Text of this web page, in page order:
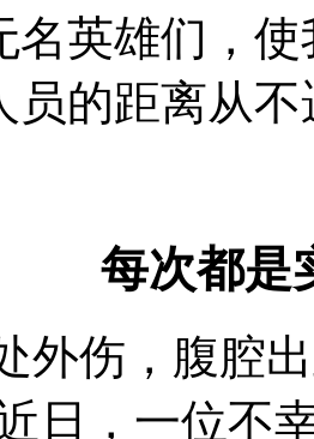
名英雄们，
员的距离从
每次都是
外伤，腹腔
日，一位不